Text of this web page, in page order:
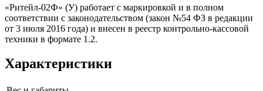
«Ритейл-02Ф» (У) работает с маркировкой и в полном
соответствии с законодательством (закон №54 ФЗ в редакции
от 3 июля 2016 года) и внесен в реестр контрольно-кассовой
техники в формате 1.2.
Характеристики